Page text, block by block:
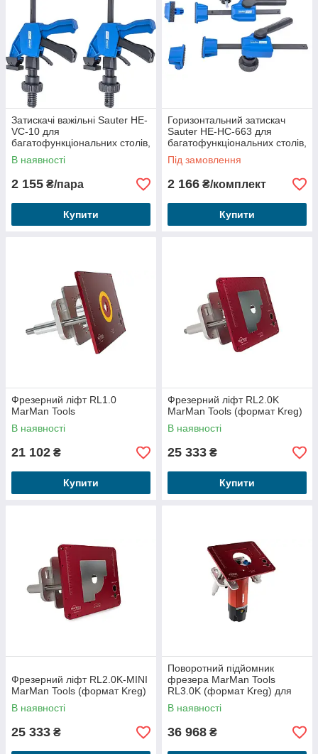
Затискачі важільні Sauter HE-
VC-10 для
багатофункціональних столів,
2 шт.
В наявності
2 155 ₴/пара
Купити
Горизонтальний затискач
Sauter HE-HC-663 для
багатофункціональних столів,
2 шт.
Під замовлення
2 166 ₴/комплект
Купити
Фрезерний ліфт RL1.0
MarMan Tools
В наявності
21 102 ₴
Купити
Фрезерний ліфт RL2.0K
MarMan Tools (формат Kreg)
В наявності
25 333 ₴
Купити
Фрезерний ліфт RL2.0K-MINI
MarMan Tools (формат Kreg)
В наявності
25 333 ₴
Поворотний підйомник
фрезера MarMan Tools
RL3.0K (формат Kreg) для
фрезерного двигуна
В наявності
36 968 ₴